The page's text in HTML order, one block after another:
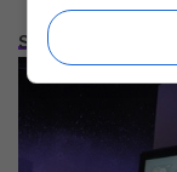
Sony PS3 3D